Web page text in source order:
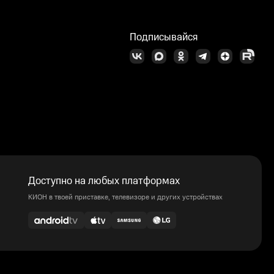
Подписывайся
Доступно на любых платформах
КИОН в твоей приставке, телевизоре и других устройствах